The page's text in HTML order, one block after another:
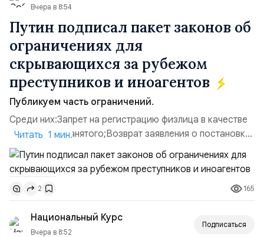
Вчера в 8:54
Путин подписал пакет законов об
ограничениях для
скрывающихся за рубежом
преступников и иноагентов
Публикуем часть ограничений.
Среди них:Запрет на регистрацию физлица в качестве
ИП или самозанятого;Возврат заявления о постановке
недвижимости на кадастровый учет;Ограничение
водительских прав;Запрет регистрации транспортных
средств и на заключение сделок по
доверенности;Отказ в заключении кредитного
договора, предоставлении государственных и
муниципальных услуг онл...
Читать 1 мин.
2 165
Национальный Курс
Вчера в 8:52
Подписаться